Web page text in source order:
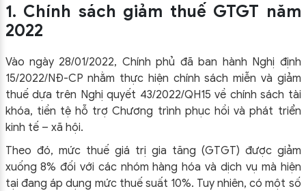
1. Chính sách giảm thuế GTGT năm
2022
Vào ngày 28/01/2022, Chính phủ đã ban hành Nghị định
15/2022/NĐ-CP nhằm thực hiện chính sách miễn và giảm
thuế dựa trên Nghị quyết 43/2022/QH15 về chính sách tài
khóa, tiền tệ hỗ trợ Chương trình phục hồi và phát triển
kinh tế – xã hội.
Theo đó, mức thuế giá trị gia tăng (GTGT) được giảm
xuống 8% đối với các nhóm hàng hóa và dịch vụ mà hiện
tại đang áp dụng mức thuế suất 10%. Tuy nhiên, có một số